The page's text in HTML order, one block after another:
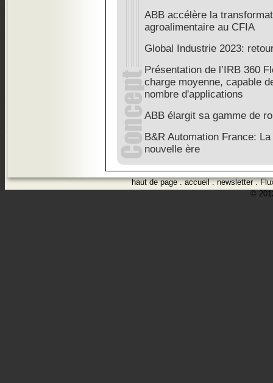
ABB accélère la
agroalimentaire au CFIA
Global Industrie 2023:
Présentation de l’IRB 360
charge moyenne, capable
nombre d'applications
ABB élargit sa gamme de
B&R Automation France:
nouvelle ère
haut de page.accueil.newsletter.
©